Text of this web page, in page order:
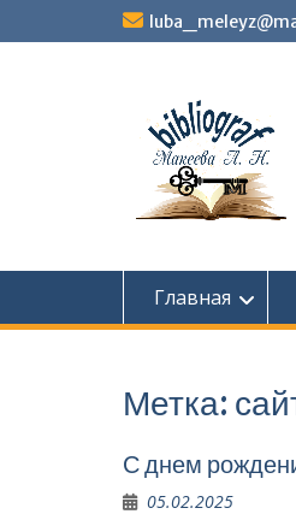
к
Главная
Метка:
С днем
05.02.2025